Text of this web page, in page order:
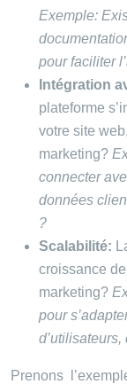
Exemple:
pour faciliter
Intégration
plateforme
votre site
marketing?
connecter
données
?
Scalabilité:
croissance
marketing?
pour
Prenons